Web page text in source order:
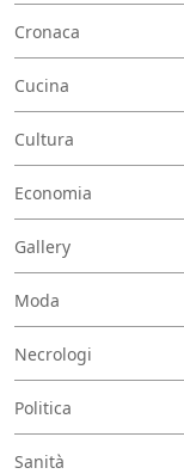
Cronaca
Cucina
Cultura
Economia
Gallery
Moda
Necrologi
Politica
Sanità